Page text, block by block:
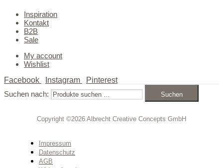
Inspiration
Kontakt
B2B
Sale
My account
Wishlist
Facebook
Instagram
Pinterest
Suchen nach:
Suchen
Copyright ©2026 Albrecht Creative Concepts GmbH
Impressum
Datenschutz
AGB